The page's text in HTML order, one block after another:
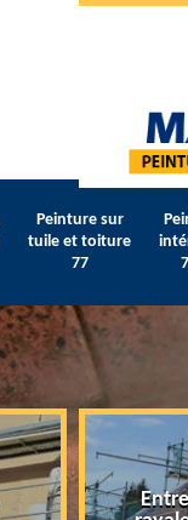
Peinture sur
tuile et toiture
77